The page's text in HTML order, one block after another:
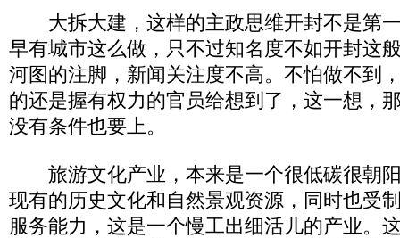
大拆大建，这样的主政思维开封不是第
早有城市这么做，只不过知名度不如开封这
河图的注脚，新闻关注度不高。不怕做不到
的还是握有权力的官员给想到了，这一想，
没有条件也要上。
旅游文化产业，本来是一个很低碳很朝
现有的历史文化和自然景观资源，同时也受
服务能力，这是一个慢工出细活儿的产业。